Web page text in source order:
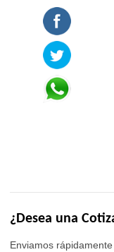
¿Desea una
Enviamos